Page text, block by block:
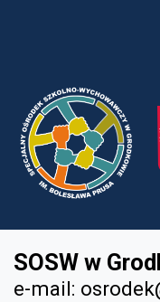
PSP1 w
SOSW w
e-mail: